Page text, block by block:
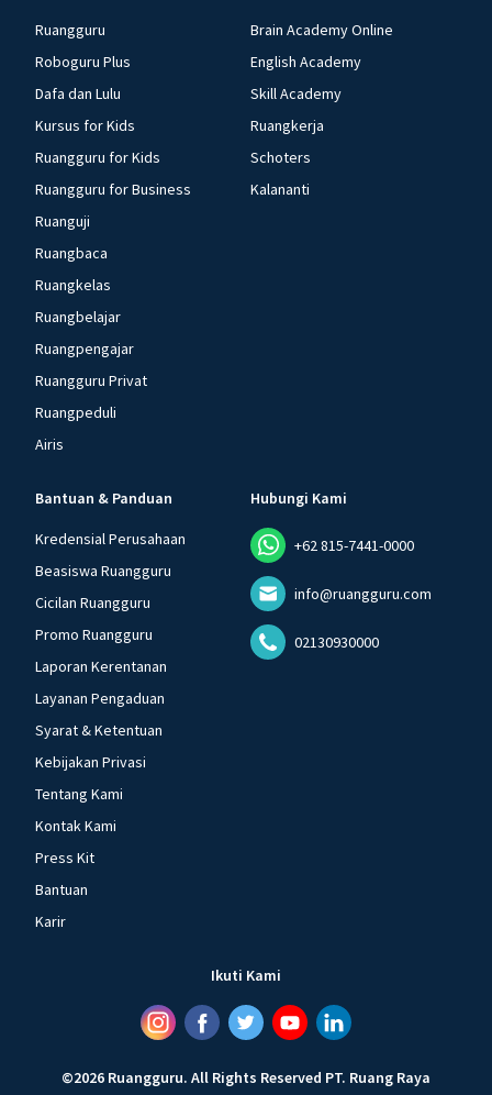
Ruangguru
Roboguru Plus
Dafa dan Lulu
Kursus for Kids
Ruangguru for Kids
Ruangguru for Business
Ruanguji
Ruangbaca
Ruangkelas
Ruangbelajar
Ruangpengajar
Ruangguru Privat
Ruangpeduli
Airis
Brain Academy Online
English Academy
Skill Academy
Ruangkerja
Schoters
Kalananti
Bantuan & Panduan
Kredensial Perusahaan
Beasiswa Ruangguru
Cicilan Ruangguru
Promo Ruangguru
Laporan Kerentanan
Layanan Pengaduan
Syarat & Ketentuan
Kebijakan Privasi
Tentang Kami
Kontak Kami
Press Kit
Bantuan
Karir
Hubungi Kami
+62 815-7441-0000
info@ruangguru.com
02130930000
Ikuti Kami
©2026 Ruangguru. All Rights Reserved PT. Ruang Raya